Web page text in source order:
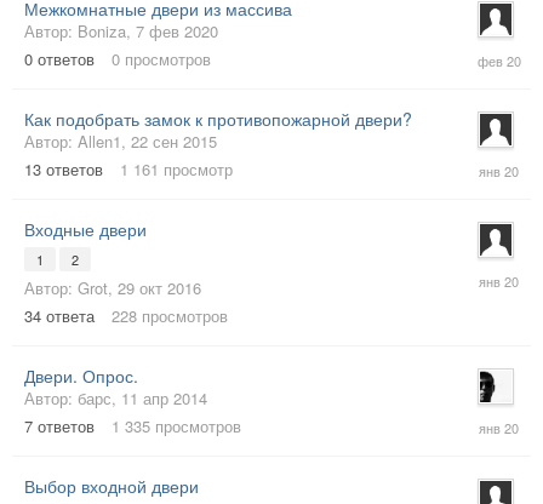
Межкомнатные двери из массива
Автор: Boniza, 7 фев 2020
0 ответов 0 просмотров
фев
Как подобрать замок к противопожарной двери?
Автор: Allen1, 22 сен 2015
13 ответов 1 161 просмотр
янв
Входные двери
1 2
Автор: Grot, 29 окт 2016
34 ответа 228 просмотров
янв
Двери. Опрос.
Автор: барс, 11 апр 2014
7 ответов 1 335 просмотров
янв
Выбор входной двери